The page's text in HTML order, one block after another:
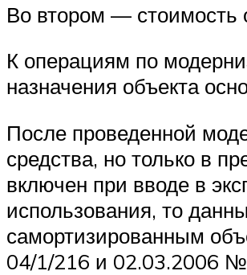
Во втором — стоимость
К операциям по
назначения объекта
После проведенной
средства, но только в
включен при вводе в
использования, то
самортизированным
04/1/216 и 02.03.2006